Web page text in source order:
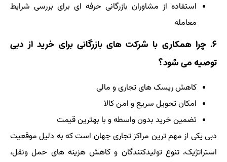
استفاده از مشاوران بازرگانی حرفه ای برای بررسی شرایط
معامله
۶. چرا همکاری با شرکت های بازرگانی برای خرید از دبی
توصیه می شود؟
کاهش ریسک های تجاری و مالی
امکان تحویل سریع و امن کالا
تضمین خرید بدون واسطه و با بهترین قیمت
دبی یکی از مهم ترین مراکز تجاری جهان است که به دلیل موقعیت
استراتژیک، تنوع تولیدکنندگان و کاهش هزینه های حمل ونقل،